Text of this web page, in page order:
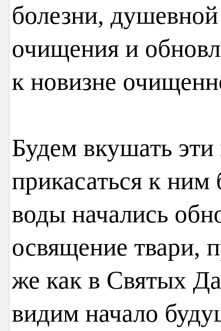
болезни,
очищения и
к новизне
Будем вкушать
прикасаться к ним
воды начались
освящение твари,
же как в Святых
видим начало